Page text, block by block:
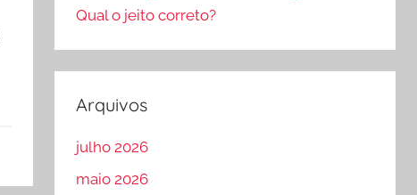
Qual o jeito correto?
Arquivos
julho 2026
maio 2026